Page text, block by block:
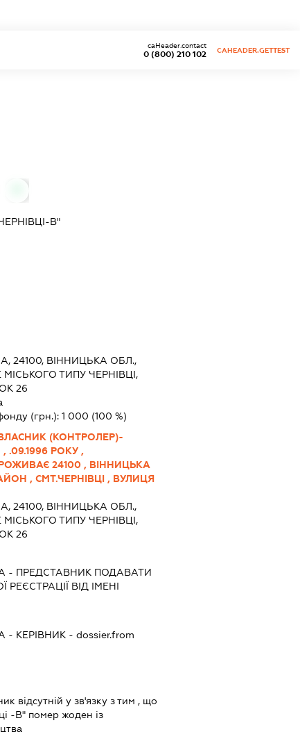
0 (800) 210 102
caHeader.contact
CAHEADER.GETTEST
В"
24100, ВІННИЦЬКА ОБЛ.,
ТИПУ ЧЕРНІВЦІ,
26
(грн.):1 000 (100 %)
(КОНТРОЛЕР)-
РОКУ ,
24100 , ВІННИЦЬКА
, СМТ.ЧЕРНІВЦІ , ВУЛИЦЯ
24100, ВІННИЦЬКА ОБЛ.,
ТИПУ ЧЕРНІВЦІ,
26
- ПРЕДСТАВНИК ПОДАВАТИ
ВІД ІМЕНІ
- КЕРІВНИК - dossier.from
відсутній у зв'язку з тим , що
-В" помер жоден із